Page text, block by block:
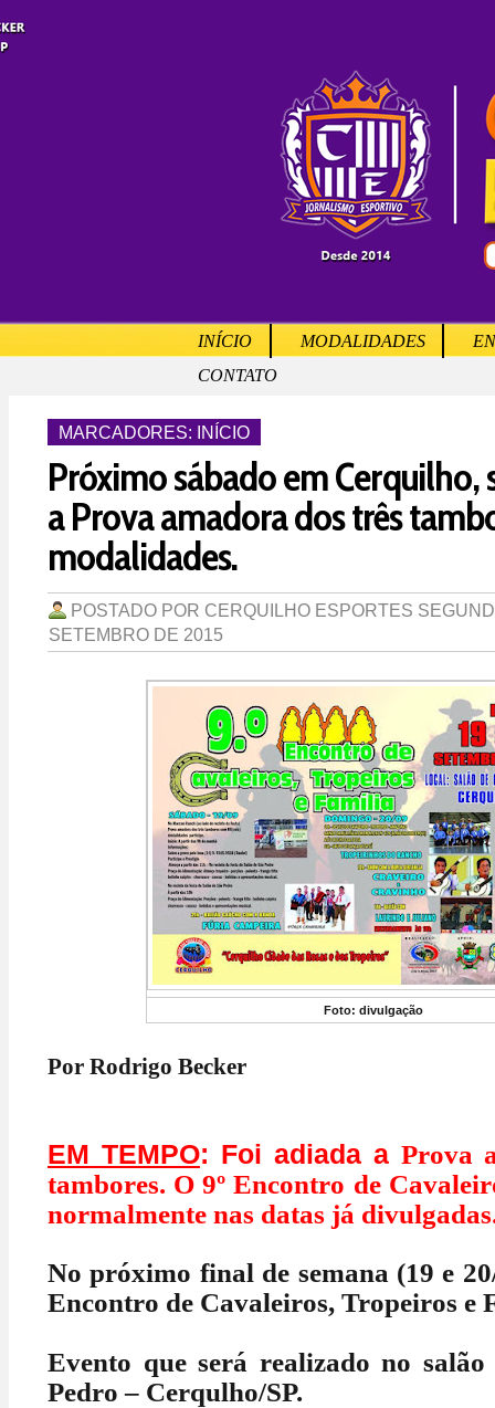
INÍCIO MODALIDADES
CONTATO
MARCADORES: INÍCIO
Próximo sábado em Cerquilho,
a Prova amadora dos três
modalidades.
POSTADO POR CERQUILHO ESPORTES
SETEMBRO DE 2015
Foto: divulgação
Por Rodrigo Becker
EM TEMPO: Foi adiada a Prova
tambores. O 9º Encontro de
normalmente nas datas já
No próximo final de semana (19 e
Encontro de Cavaleiros, Tropeiros e
Evento que será realizado no salão
Pedro – Cerqulho/SP.